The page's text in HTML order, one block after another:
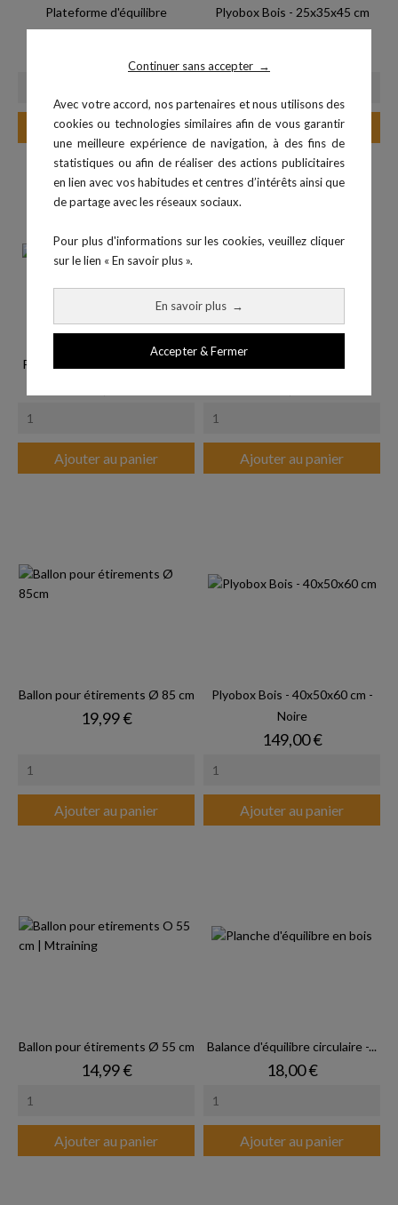
Continuer sans accepter →
Avec votre accord, nos partenaires et nous utilisons des
cookies ou technologies similaires afin de vous garantir
une meilleure expérience de navigation, à des fins de
statistiques ou afin de réaliser des actions publicitaires
en lien avec vos habitudes et centres d’intérêts ainsi que
de partage avec les réseaux sociaux.
Pour plus d'informations sur les cookies, veuillez cliquer
sur le lien « En savoir plus ».
En savoir plus →
Accepter & Fermer
Plateforme d'équilibre
gonflable...
149,00 €
Ajouter au panier
Plyobox Bois - 25x35x45 cm
Prix
64,99 €
Ajouter au panier
Plyobox Bois - 40x50x60 cm -...
Ajouter au panier Ajouter au panier
Ballon pour étirements Ø 85 cm
Prix
19,99 €
Ajouter au panier
Plyobox Bois - 40x50x60 cm -
Noire
Prix
149,00 €
Ajouter au panier
Ballon pour étirements Ø 55 cm
Prix
14,99 €
Ajouter au panier
Balance d'équilibre circulaire -...
Prix
18,00 €
Ajouter au panier